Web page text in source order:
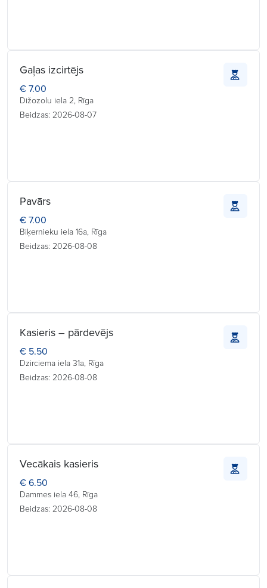
Gaļas izcirtējs
€ 7.00
Dižozolu iela 2, Rīga
Beidzas: 2026-08-07
Pavārs
€ 7.00
Biķernieku iela 16a, Rīga
Beidzas: 2026-08-08
Kasieris – pārdevējs
€ 5.50
Dzirciema iela 31a, Rīga
Beidzas: 2026-08-08
Vecākais kasieris
€ 6.50
Dammes iela 46, Rīga
Beidzas: 2026-08-08